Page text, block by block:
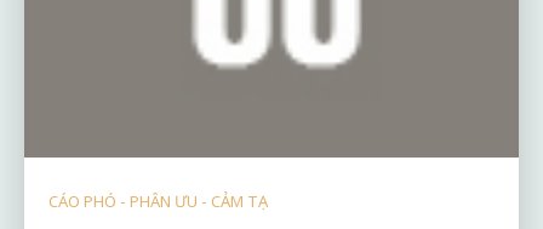
CÁO PHÓ - PHÂN ƯU - CẢM TẠ